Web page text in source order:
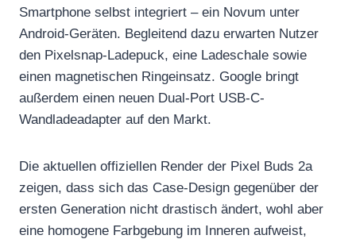
Smartphone selbst integriert – ein Novum unter
Android-Geräten. Begleitend dazu erwarten Nutzer
den Pixelsnap-Ladepuck, eine Ladeschale sowie
einen magnetischen Ringeinsatz. Google bringt
außerdem einen neuen Dual-Port USB-C-
Wandladeadapter auf den Markt.
Die aktuellen offiziellen Render der Pixel Buds 2a
zeigen, dass sich das Case-Design gegenüber der
ersten Generation nicht drastisch ändert, wohl aber
eine homogene Farbgebung im Inneren aufweist,